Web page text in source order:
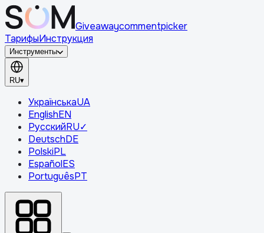
Giveawaycommentpicker
ТарифыИнструкция
Инструменты
RU▾
УкраїнськаUA
EnglishEN
РусскийRU✓
DeutschDE
PolskiPL
EspañolES
PortuguêsPT